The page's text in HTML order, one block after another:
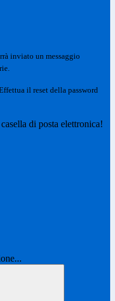
inviato un messaggio
il reset della password
di posta elettronica!